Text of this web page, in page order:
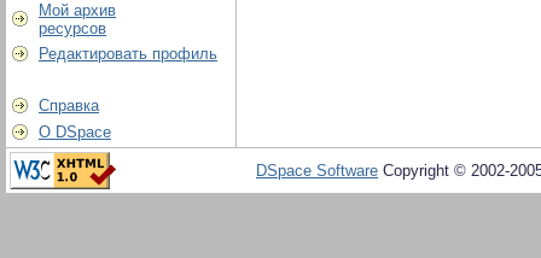
Мой архив
ресурсов
Редактировать профиль
Справка
О DSpace
DSpace Software Copyright © 2002-